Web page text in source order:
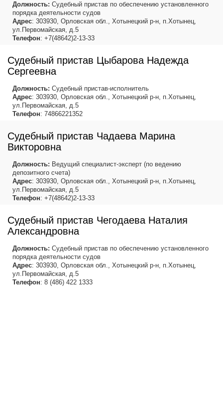
Должность: Судебный пристав по обеспечению установленного
порядка деятельности судов
Адрес: 303930, Орловская обл., Хотынецкий р-н, п.Хотынец,
ул.Первомайская, д.5
Телефон: +7(48642)2-13-33
Судебный пристав Цыбарова Надежда
Сергеевна
Должность: Судебный пристав-исполнитель
Адрес: 303930, Орловская обл., Хотынецкий р-н, п.Хотынец,
ул.Первомайская, д.5
Телефон: 74866221352
Судебный пристав Чадаева Марина
Викторовна
Должность: Ведущий специалист-эксперт (по ведению
депозитного счета)
Адрес: 303930, Орловская обл., Хотынецкий р-н, п.Хотынец,
ул.Первомайская, д.5
Телефон: +7(48642)2-13-33
Судебный пристав Чегодаева Наталия
Александровна
Должность: Судебный пристав по обеспечению установленного
порядка деятельности судов
Адрес: 303930, Орловская обл., Хотынецкий р-н, п.Хотынец,
ул.Первомайская, д.5
Телефон: 8 (486) 422 1333